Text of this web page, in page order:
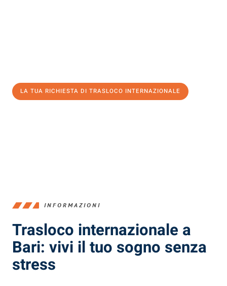
LA TUA RICHIESTA DI TRASLOCO INTERNAZIONALE
INFORMAZIONI
Trasloco internazionale a
Bari: vivi il tuo sogno senza
stress